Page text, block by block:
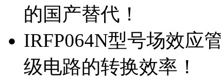
的国产替代！
IRFP064N型号场效应
级电路的转换效率！